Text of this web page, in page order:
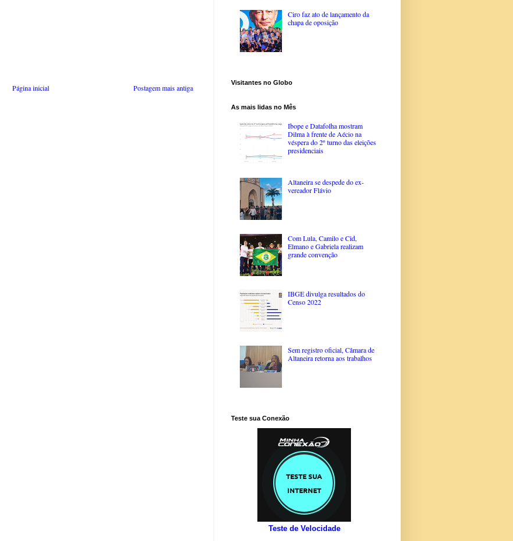
Postagem mais antiga
Página inicial
Ciro faz ato de lançamento da
chapa de oposição
Visitantes no Globo
As mais lidas no Mês
Ibope e Datafolha mostram
Dilma à frente de Aécio na
véspera do 2º turno das eleições
presidenciais
Altaneira se despede do ex-
vereador Flávio
Com Lula, Camilo e Cid,
Elmano e Gabriela realizam
grande convenção
IBGE divulga resultados do
Censo 2022
Sem registro oficial, Câmara de
Altaneira retorna aos trabalhos
Teste sua Conexão
Teste de Velocidade